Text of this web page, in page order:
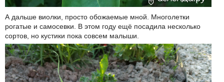
А дальше виолки, просто обожаемые мной. Многолетки
рогатые и самосевки. В этом году ещё посадила несколько
сортов, но кустики пока совсем малыши.